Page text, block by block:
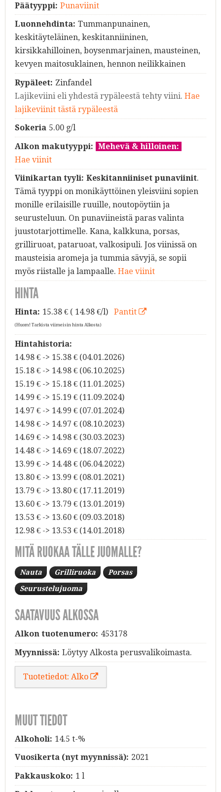
Päätyyppi: Punaviinit
Luonnehdinta: Tummanpunainen,
keskitäyteläinen, keskitanniininen,
kirsikkahilloinen, boysenmarjainen, mausteinen,
kevyen maitosuklainen, hennon neilikkainen
Rypäleet: Zinfandel
Lajikeviini eli yhdestä rypäleestä tehty viini. Hae
lajikeviinit tästä rypäleestä
Sokeria 5.00 g/l
Alkon makutyyppi: Mehevä & hilloinen:
Hae viinit
Viinikartan tyyli: Keskitanniiniset punaviinit.
Tämä tyyppi on monikäyttöinen yleisviini sopien
monille erilaisille ruuille, noutopöytiin ja
seurusteluun. On punaviineistä paras valinta
juustotarjottimelle. Kana, kalkkuna, porsas,
grilliruoat, pataruoat, valkosipuli. Jos viinissä on
mausteisia aromeja ja tummia sävyjä, se sopii
myös riistalle ja lampaalle. Hae viinit
HINTA
Hinta: 15.38€ ( 14.98 €/l) Pantit
(Huom! Tarkista viimeisin hinta Alkosta)
Hintahistoria:
14.98 € -> 15.38 € (04.01.2026)
15.18 € -> 14.98 € (06.10.2025)
15.19 € -> 15.18 € (11.01.2025)
14.99 € -> 15.19 € (11.09.2024)
14.97 € -> 14.99 € (07.01.2024)
14.98 € -> 14.97 € (08.10.2023)
14.69 € -> 14.98 € (30.03.2023)
14.48 € -> 14.69 € (18.07.2022)
13.99 € -> 14.48 € (06.04.2022)
13.80 € -> 13.99 € (08.01.2021)
13.79 € -> 13.80 € (17.11.2019)
13.60 € -> 13.79 € (13.01.2019)
13.53 € -> 13.60 € (09.03.2018)
12.98 € -> 13.53 € (14.01.2018)
MITÄ RUOKAA TÄLLE JUOMALLE?
Nauta Grilliruoka Porsas
Seurustelujuoma
SAATAVUUS ALKOSSA
Alkon tuotenumero: 453178
Myynnissä: Löytyy Alkosta perusvalikoimasta.
Tuotetiedot: Alko
MUUT TIEDOT
Alkoholi: 14.5 t-%
Vuosikerta (nyt myynnissä): 2021
Pakkauskoko: 1 l